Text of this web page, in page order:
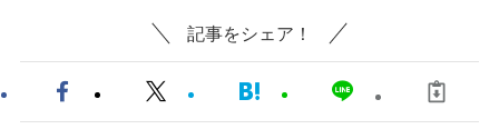
記事をシェア！